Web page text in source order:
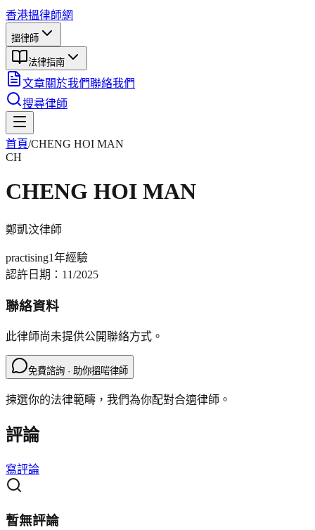
香港搵律師網
搵律師
法律指南
文章關於我們聯絡我們
搜尋律師
首頁/CHENG HOI MAN
CH
CHENG HOI MAN
鄭凱汶律師
practising1年經驗
認許日期： 11/2025
聯絡資料
此律師尚未提供公開聯絡方式。
免費諮詢 · 助你搵啱律師
揀選你的法律範疇，我們為你配對合適律師。
評論
寫評論
暫無評論